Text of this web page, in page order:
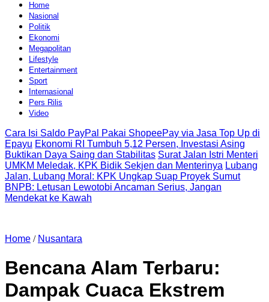
Home
Nasional
Politik
Ekonomi
Megapolitan
Lifestyle
Entertainment
Sport
Internasional
Pers Rilis
Video
Cara Isi Saldo PayPal Pakai ShopeePay via Jasa Top Up di
Epayu Ekonomi RI Tumbuh 5,12 Persen, Investasi Asing
Buktikan Daya Saing dan Stabilitas Surat Jalan Istri Menteri
UMKM Meledak, KPK Bidik Sekjen dan Menterinya Lubang
Jalan, Lubang Moral: KPK Ungkap Suap Proyek Sumut
BNPB: Letusan Lewotobi Ancaman Serius, Jangan
Mendekat ke Kawah
Home / Nusantara
Bencana Alam Terbaru:
Dampak Cuaca Ekstrem